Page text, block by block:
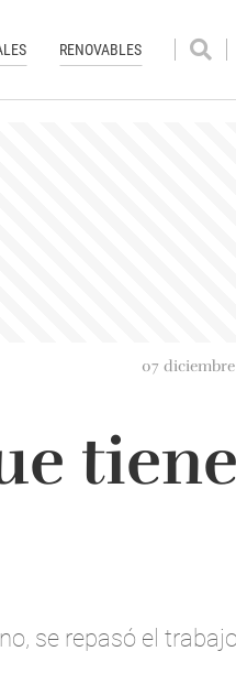
RENOVABLES
07
tiene
se repasó el trabajo